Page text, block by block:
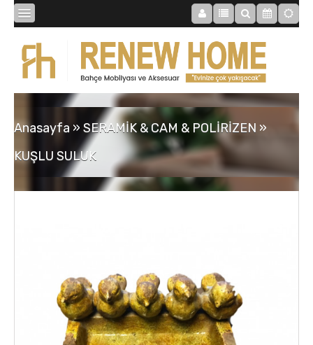
BİBLOLAR
MOBİLYALAR
AYNALAR
AKSESUARLAR
Anasayfa » SERAMİK & CAM & POLİRİZEN »
KUŞLU SULUK